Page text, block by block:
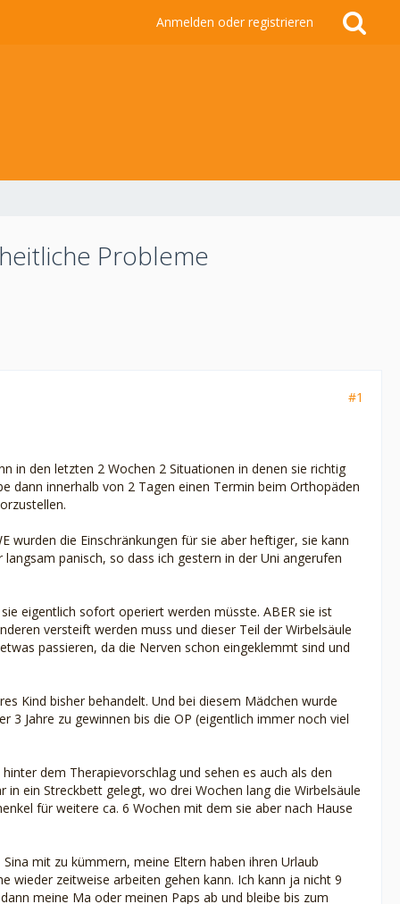
Anmelden oder registrieren
Probleme
#1
in den letzten 2 Wochen 2 Situationen in denen sie richtig
dann innerhalb von 2 Tagen einen Termin beim Orthopäden
wurden die Einschränkungen für sie aber heftiger, sie kann
panisch, so dass ich gestern in der Uni angerufen
eigentlich sofort operiert werden müsste. ABER sie ist
versteift werden muss und dieser Teil der Wirbelsäule
passieren, da die Nerven schon eingeklemmt sind und
Kind bisher behandelt. Und bei diesem Mädchen wurde
Jahre zu gewinnen bis die OP (eigentlich immer noch viel
dem Therapievorschlag und sehen es auch als den
ein Streckbett gelegt, wo drei Wochen lang die Wirbelsäule
für weitere ca. 6 Wochen mit dem sie aber nach Hause
mit zu kümmern, meine Eltern haben ihren Urlaub
wieder zeitweise arbeiten gehen kann. Ich kann ja nicht 9
meine Ma oder meinen Paps ab und bleibe bis zum